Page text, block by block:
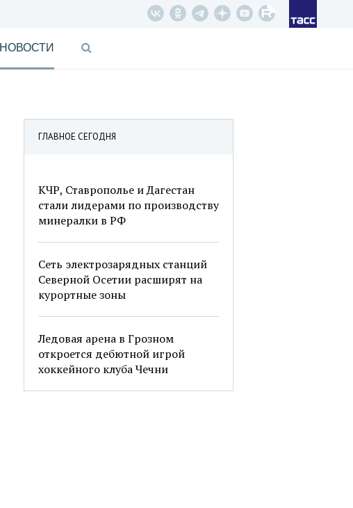
НОВОСТИ
ГЛАВНОЕ СЕГОДНЯ
КЧР, Ставрополье и Дагестан
стали лидерами по производству
минералки в РФ
Сеть электрозарядных станций
Северной Осетии расширят на
курортные зоны
Ледовая арена в Грозном
откроется дебютной игрой
хоккейного клуба Чечни